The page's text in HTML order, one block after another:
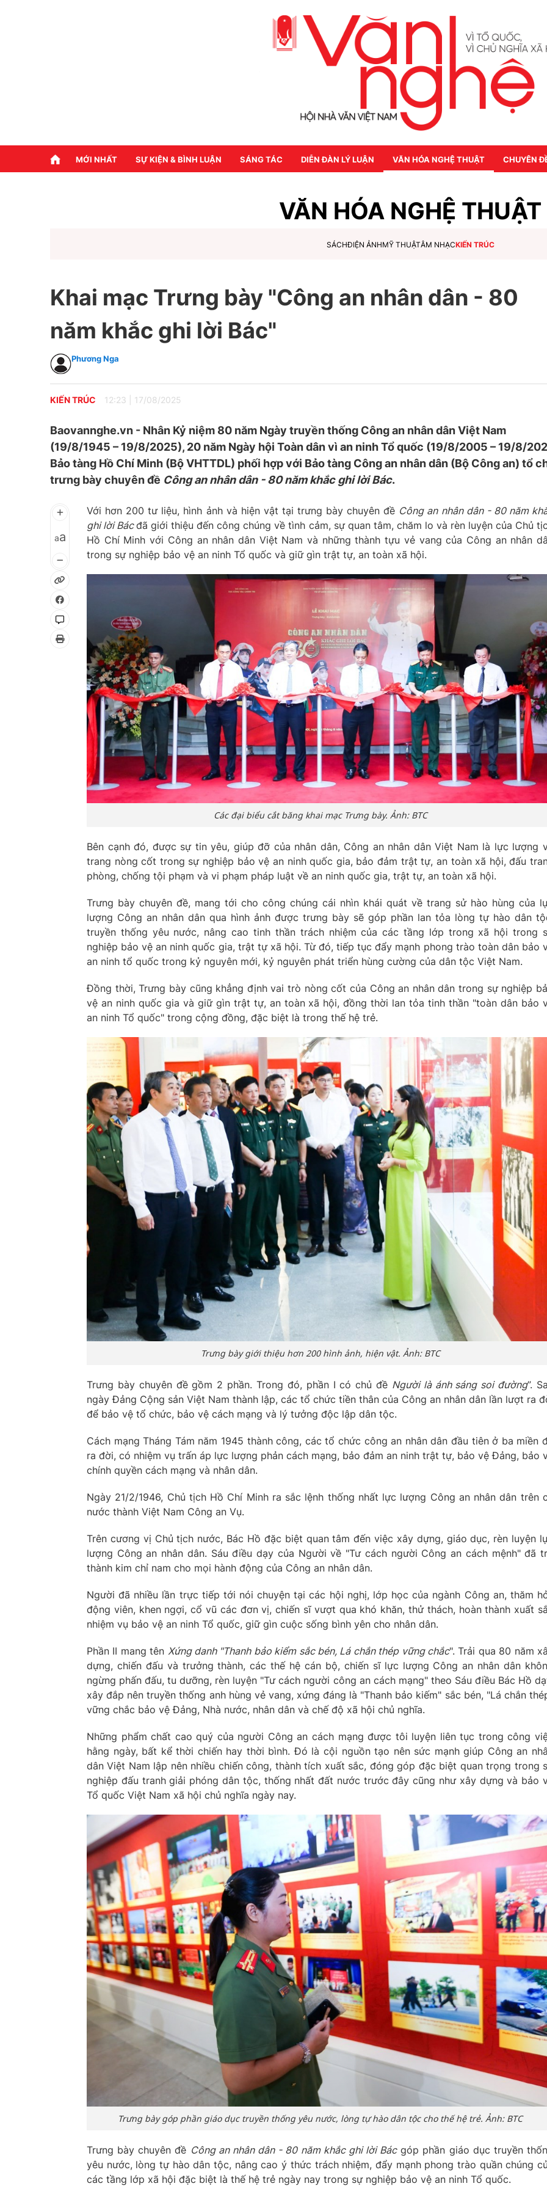
MỚI NHẤT SỰ KIỆN & BÌNH LUẬN SÁNG TÁC DIỄN ĐÀN LÝ LUẬN VĂN HÓA NGHỆ THUẬT CHUYÊN
VĂN HÓA NGHỆ THUẬT
SÁCHĐIỆN ẢNHMỸ THUẬTÂM NHẠCKIẾN TRÚC
Khai mạc Trưng bày "Công an nhân dân - 80
năm khắc ghi lời Bác"
Phương Nga
KIẾN TRÚC 12:23 17/08/2025
Baovannghe.vn - Nhân Kỷ niệm 80 năm Ngày truyền thống Công an nhân dân Việt Nam
(19/8/1945 – 19/8/2025), 20 năm Ngày hội Toàn dân vì an ninh Tổ quốc (19/8/2005 – 19/8/
Bảo tàng Hồ Chí Minh (Bộ VHTTDL) phối hợp với Bảo tàng Công an nhân dân (Bộ Công an) tổ
trưng bày chuyên đề Công an nhân dân - 80 năm khắc ghi lời Bác.
aa
Với hơn 200 tư liệu, hình ảnh và hiện vật tại trưng bày chuyên đề Công an nhân dân - 80 năm
ghi lời Bácđã giới thiệu đến công chúng về tình cảm, sự quan tâm, chăm lo và rèn luyện của Chủ
Hồ Chí Minh với Công an nhân dân Việt Nam và những thành tựu vẻ vang của Công an nhân
trong sự nghiệp bảo vệ an ninh Tổ quốc và giữ gìn trật tự, an toàn xã hội.
Các đại biểu cắt băng khai mạc Trưng bày. Ảnh: BTC
Bên cạnh đó, được sự tin yêu, giúp đỡ của nhân dân, Công an nhân dân Việt Nam là lực lượng
trang nòng cốt trong sự nghiệp bảo vệ an ninh quốc gia, bảo đảm trật tự, an toàn xã hội, đấu
phòng, chống tội phạm và vi phạm pháp luật về an ninh quốc gia, trật tự, an toàn xã hội.
Trưng bày chuyên đề, mang tới cho công chúng cái nhìn khái quát về trang sử hào hùng của
lượng Công an nhân dân qua hình ảnh được trưng bày sẽ góp phần lan tỏa lòng tự hào dân
truyền thống yêu nước, nâng cao tinh thần trách nhiệm của các tầng lớp trong xã hội trong
nghiệp bảo vệ an ninh quốc gia, trật tự xã hội. Từ đó, tiếp tục đẩy mạnh phong trào toàn dân bảo
an ninh tổ quốc trong kỷ nguyên mới, kỷ nguyên phát triển hùng cường của dân tộc Việt Nam.
Đồng thời, Trưng bày cũng khẳng định vai trò nòng cốt của Công an nhân dân trong sự nghiệp
vệ an ninh quốc gia và giữ gìn trật tự, an toàn xã hội, đồng thời lan tỏa tinh thần "toàn dân bảo
an ninh Tổ quốc" trong cộng đồng, đặc biệt là trong thế hệ trẻ.
Trưng bày giới thiệu hơn 200 hình ảnh, hiện vật. Ảnh: BTC
Trưng bày chuyên đề gồm 2 phần. Trong đó, phần I có chủ đề Người là ánh sáng soi đường”.
ngày Đảng Cộng sản Việt Nam thành lập, các tổ chức tiền thân của Công an nhân dân lần lượt ra
để bảo vệ tổ chức, bảo vệ cách mạng và lý tưởng độc lập dân tộc.
Cách mạng Tháng Tám năm 1945 thành công, các tổ chức công an nhân dân đầu tiên ở ba miền
ra đời, có nhiệm vụ trấn áp lực lượng phản cách mạng, bảo đảm an ninh trật tự, bảo vệ Đảng, bảo
chính quyền cách mạng và nhân dân.
Ngày 21/2/1946, Chủ tịch Hồ Chí Minh ra sắc lệnh thống nhất lực lượng Công an nhân dân trên
nước thành Việt Nam Công an Vụ.
Trên cương vị Chủ tịch nước, Bác Hồ đặc biệt quan tâm đến việc xây dựng, giáo dục, rèn luyện
lượng Công an nhân dân. Sáu điều dạy của Người về "Tư cách người Công an cách mệnh" đã
thành kim chỉ nam cho mọi hành động của Công an nhân dân.
Người đã nhiều lần trực tiếp tới nói chuyện tại các hội nghị, lớp học của ngành Công an, thăm
động viên, khen ngợi, cổ vũ các đơn vị, chiến sĩ vượt qua khó khăn, thử thách, hoàn thành xuất
nhiệm vụ bảo vệ an ninh Tổ quốc, giữ gìn cuộc sống bình yên cho nhân dân.
Phần II mang tên Xứng danh "Thanh bảo kiểm sắc bén, Lá chắn thép vững chắc". Trải qua 80 năm
dựng, chiến đấu và trưởng thành, các thế hệ cán bộ, chiến sĩ lực lượng Công an nhân dân
ngừng phấn đấu, tu dưỡng, rèn luyện "Tư cách người công an cách mạng" theo Sáu điều Bác Hồ
xây đắp nên truyền thống anh hùng vẻ vang, xứng đáng là "Thanh bảo kiếm" sắc bén, "Lá chắn
vững chắc bảo vệ Đảng, Nhà nước, nhân dân và chế độ xã hội chủ nghĩa.
Những phẩm chất cao quý của người Công an cách mạng được tôi luyện liên tục trong công
hằng ngày, bất kể thời chiến hay thời bình. Đó là cội nguồn tạo nên sức mạnh giúp Công an
dân Việt Nam lập nên nhiều chiến công, thành tích xuất sắc, đóng góp đặc biệt quan trọng trong
nghiệp đấu tranh giải phóng dân tộc, thống nhất đất nước trước đây cũng như xây dựng và bảo
Tổ quốc Việt Nam xã hội chủ nghĩa ngày nay.
Trưng bày góp phần giáo dục truyền thống yêu nước, lòng tự hào dân tộc cho thế hệ trẻ. Ảnh: BTC
Trưng bày chuyên đề Công an nhân dân - 80 năm khắc ghi lời Bácgóp phần giáo dục truyền
yêu nước, lòng tự hào dân tộc, nâng cao ý thức trách nhiệm, đẩy mạnh phong trào quần chúng
các tầng lớp xã hội đặc biệt là thế hệ trẻ ngày nay trong sự nghiệp bảo vệ an ninh Tổ quốc.